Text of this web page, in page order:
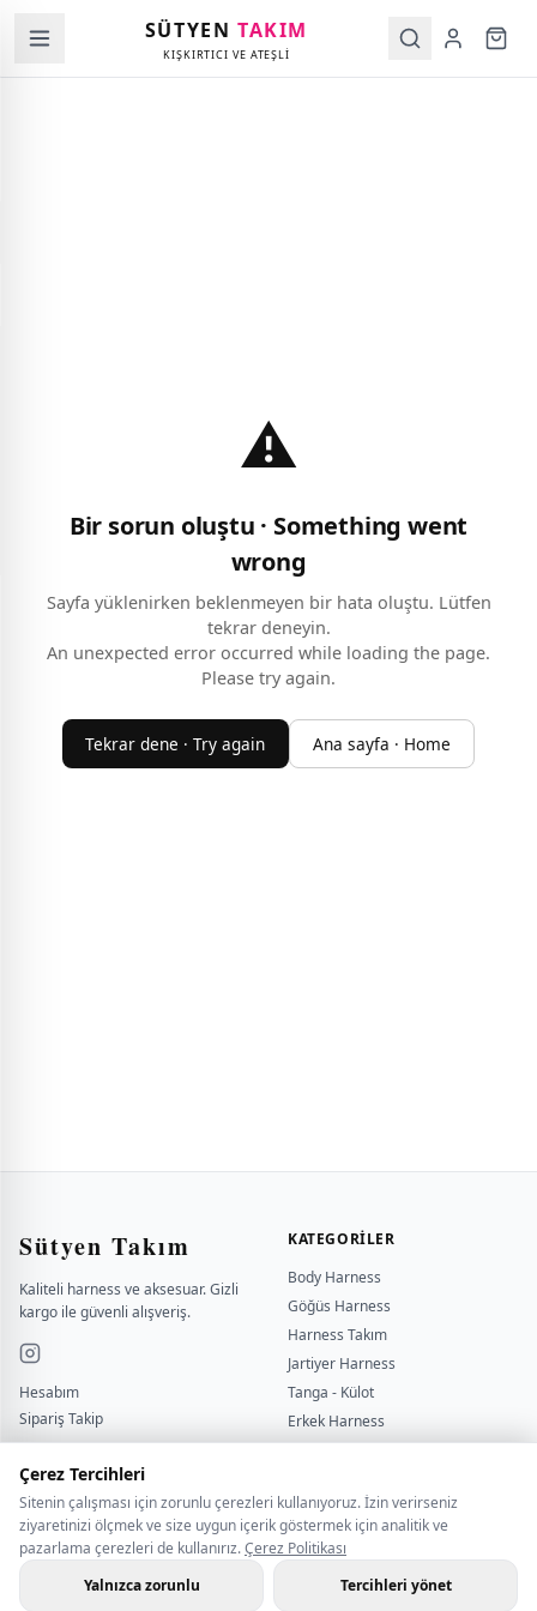
SÜTYENTAKIM
KIŞKIRTICI VE ATEŞLİ
⚠️
Bir sorun oluştu · Something went
wrong
Sayfa yüklenirken beklenmeyen bir hata oluştu. Lütfen
tekrar deneyin.
An unexpected error occurred while loading the page.
Please try again.
Tekrar dene · Try again Ana sayfa · Home
Çerez Tercihleri
Sitenin çalışması için zorunlu çerezleri kullanıyoruz. İzin verirseniz
ziyaretinizi ölçmek ve size uygun içerik göstermek için analitik ve
pazarlama çerezleri de kullanırız.Çerez Politikası
Yalnızca zorunlu
Tercihleri yönet
Sütyen Takım
Kaliteli harness ve aksesuar. Gizli
kargo ile güvenli alışveriş.
Hesabım
Sipariş Takip
KATEGORILER
Body Harness
Göğüs Harness
Harness Takım
Jartiyer Harness
Tanga - Külot
Erkek Harness
Kırbaç - Kelepçe
BILGI
Çerez Politikası
Gizlilik Politikası
İLETİŞİM
BİZE ULAŞIN
WHATSAPP İLETİŞİM